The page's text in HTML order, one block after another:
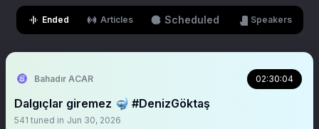
Ended Articles Scheduled Speakers
Bahadır ACAR 02:30:04
Dalgıçlar giremez 🤿 #DenizGöktaş
541 tuned in Jun 30, 2026